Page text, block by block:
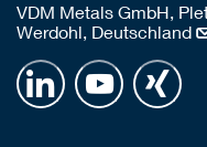
VDM Metals GmbH,
Werdohl, Deutschland